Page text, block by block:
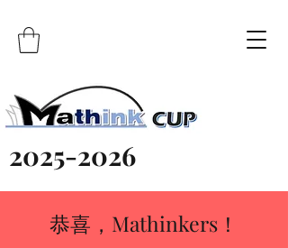
2025-2026
​恭喜，Mathinkers！